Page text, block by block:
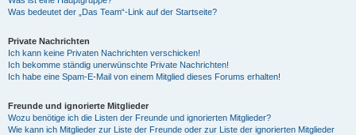
Was bedeutet der „Das Team“-Link auf der Startseite?
Private Nachrichten
Ich kann keine Privaten Nachrichten verschicken!
Ich bekomme ständig unerwünschte Private Nachrichten!
Ich habe eine Spam-E-Mail von einem Mitglied dieses Forums erhalten!
Freunde und ignorierte Mitglieder
Wozu benötige ich die Listen der Freunde und ignorierten Mitglieder?
Wie kann ich Mitglieder zur Liste der Freunde oder zur Liste der ignorierten Mitglieder